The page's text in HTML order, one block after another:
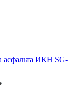
асфальта ИКН SG-